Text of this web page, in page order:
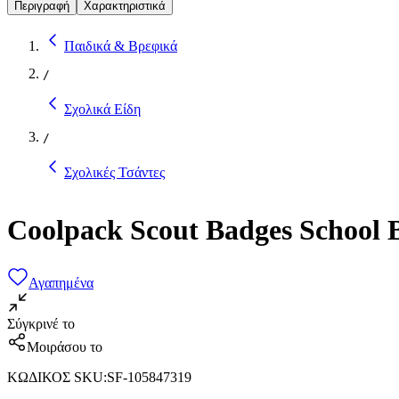
Περιγραφή Χαρακτηριστικά
Παιδικά & Βρεφικά
/
Σχολικά Είδη
/
Σχολικές Τσάντες
Coolpack Scout Badges School
Αγαπημένα
Σύγκρινέ το
Μοιράσου το
ΚΩΔΙΚΟΣ SKU:SF-105847319